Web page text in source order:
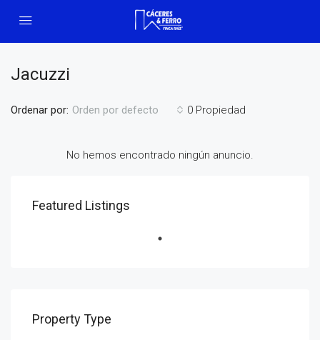
Jacuzzi
0 Propiedad
Ordenar por: Orden por defecto
No hemos encontrado ningún anuncio.
Featured Listings
Property Type